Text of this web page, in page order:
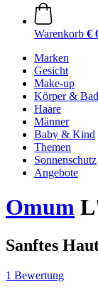
Warenkorb €
Marken
Gesicht
Make-up
Körper & Bad
Haare
Männer
Baby & Kind
Themen
Sonnenschutz
Angebote
Omum
Sanftes
1 Bewertung